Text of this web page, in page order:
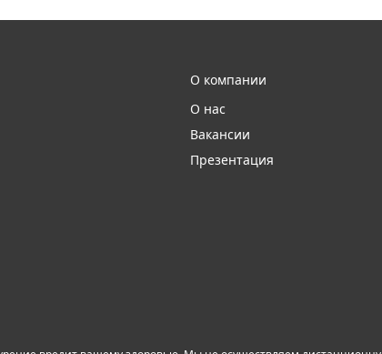
О компании
О нас
Вакансии
Презентация